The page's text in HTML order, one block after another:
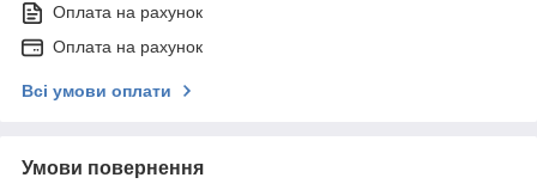
Оплата на рахунок
Оплата на рахунок
Всі умови оплати
Умови повернення